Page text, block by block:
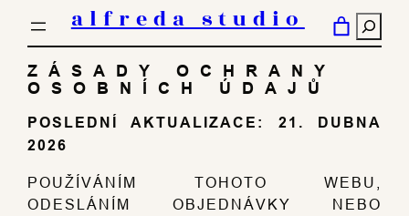
PŘESKOČIT
NA
alfreda studio
ZÁSADY OCHRANY
OSOBNÍCH ÚDAJŮ
POSLEDNÍ AKTUALIZACE: 21. DUBNA
2026
POUŽÍVÁNÍM TOHOTO WEBU,
ODESLÁNÍM OBJEDNÁVKY NEBO